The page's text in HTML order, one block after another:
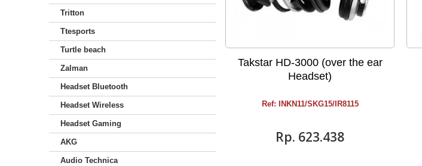
Tritton
Ttesports
Turtle beach
Zalman
Headset Bluetooth
Headset Wireless
Headset Gaming
AKG
Audio Technica
Takstar HD-3000 (over the ear
Headset)
Ref: INKN11/SKG15/IR8115
Rp‎. 623.438